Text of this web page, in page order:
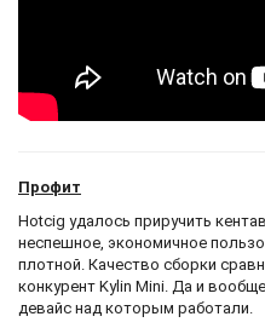
Профит
Hotcig удалось приручить
неспешное, экономичное
плотной. Качество сборки
конкурент Kylin Mini. Да и
девайс над которым работали.